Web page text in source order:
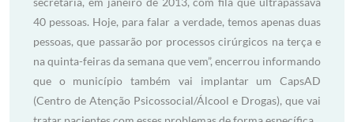
40 pessoas. Hoje, para falar a verdade, temos apenas duas
pessoas, que passarão por processos cirúrgicos na terça e
na quinta-feiras da semana que vem”, encerrou informando
que o município também vai implantar um CapsAD
(Centro de Atenção Psicossocial/Álcool e Drogas), que vai